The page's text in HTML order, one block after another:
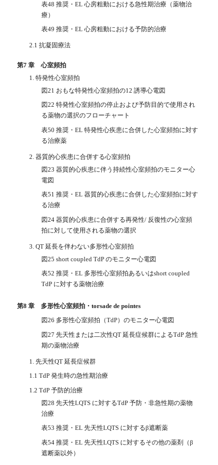
表48 推奨・EL 心房粗動における急性期治療（薬物治
療）
表49 推奨・EL 心房粗動における予防的治療
2.1 抗凝固療法
第7 章 心室頻拍
1. 特発性心室頻拍
図21 おもな特発性心室頻拍の12 誘導心電図
図22 特発性心室頻拍の停止および予防目的で使用され
る薬物の選択のフローチャート
表50 推奨・EL 特発性心疾患に合併した心室頻拍に対す
る治療薬
2. 器質的心疾患に合併する心室頻拍
図23 器質的心疾患に伴う持続性心室頻拍のモニター心
電図
表51 推奨・EL 器質的心疾患に合併した心室頻拍に対す
る治療
図24 器質的心疾患に合併する再発性/ 反復性の心室頻
拍に対して使用される薬物の選択
3. QT 延長を伴わない多形性心室頻拍
図25 short coupled TdP のモニター心電図
表52 推奨・EL 多形性心室頻拍あるいはshort coupled
TdP に対する薬物治療
第8 章 多形性心室頻拍・torsade de pointes
図26 多形性心室頻拍（TdP）のモニター心電図
図27 先天性または二次性QT 延長症候群によるTdP 急性
期の薬物治療
1. 先天性QT 延長症候群
1.1 TdP 発生時の急性期治療
1.2 TdP 予防的治療
図28 先天性LQTS に対するTdP 予防・非急性期の薬物
治療
表53 推奨・EL 先天性LQTS に対するβ遮断薬
表54 推奨・EL 先天性LQTS に対するその他の薬剤（β
遮断薬以外）